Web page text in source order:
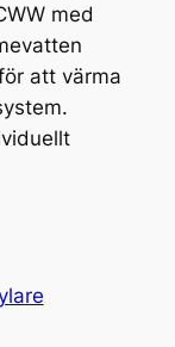
med
att värma